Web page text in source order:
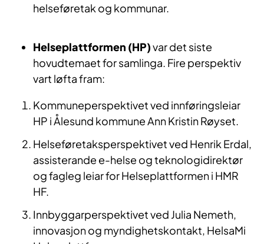
helseføretak og kommunar.
Helseplattformen (HP)var det siste
hovudtemaet for samlinga. Fire perspektiv
vart løfta fram:
Kommuneperspektivet ved innføringsleiar
HP i Ålesund kommune Ann Kristin Røyset.
Helseføretaksperspektivet ved Henrik Erdal,
assisterande e-helse og teknologidirektør
og fagleg leiar for Helseplattformen i HMR
HF.
Innbyggarperspektivet ved Julia Nemeth,
innovasjon og myndighetskontakt, HelsaMi